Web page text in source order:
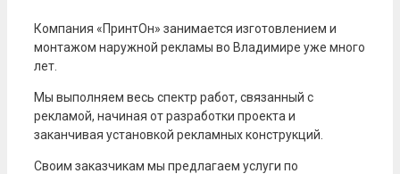
Компания «ПринтОн» занимается изготовлением и
монтажом наружной рекламы во Владимире уже много
лет.
Мы выполняем весь спектр работ, связанный с
рекламой, начиная от разработки проекта и
заканчивая установкой рекламных конструкций.
Своим заказчикам мы предлагаем услуги по